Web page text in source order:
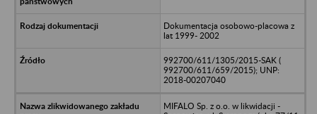
Dokumentacja osobowo-placowa z
lat 1999- 2002
992700/611/1305/2015-SAK (
992700/611/659/2015); UNP:
2018-00207040
MIFALO Sp. z o.o. w likwidacji -